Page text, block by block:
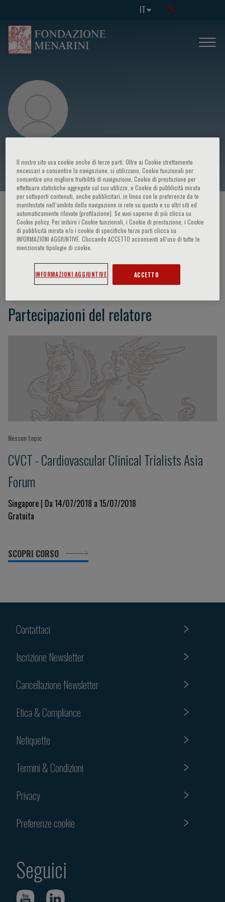
IT
Toon-Wei Lim
HOME PAGE / CORSI ED EVENTI / RELATORE
Toon-Wei Lim
Partecipazioni del relatore
Nessun topic
CVCT - Cardiovascular Clinical Trialists Asia
Forum
Singapore | Da 14/07/2018 a 15/07/2018
Gratuita
SCOPRI CORSO
Contattaci
Iscrizione Newsletter
Cancellazione Newsletter
Etica & Compliance
Netiquette
Termini & Condizioni
Privacy
Preferenze cookie
Seguici
Il nostro sito usa cookie anche di terze parti. Oltre ai Cookie strettamente
necessari a consentire la navigazione, si utilizzano, Cookie funzionali per
consentire una migliore fruibilità di navigazione, Cookie di prestazione per
effettuare statistiche aggregate sul suo utilizzo, e Cookie di pubblicità mirata
per sottoporti contenuti, anche pubblicitari, in linea con le preferenze da te
manifestate nell‘ambito della navigazione in rete su questo e su altri siti ed
automaticamente rilevate (profilazione). Se vuoi saperne di più clicca su
Cookie policy. Per inibire i Cookie funzionali, i Cookie di prestazione, i Cookie
di pubblicità mirata e/o i cookie di specifiche terze parti clicca su
INFORMAZIONI AGGIUNTIVE. Cliccando ACCETTO acconsenti all’uso di tutte le
menzionate tipologie di cookie.
INFORMAZIONI AGGIUNTIVE ACCETTO